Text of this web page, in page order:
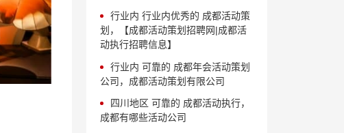
行业内 行业内优秀的 成都活动策
划，【成都活动策划招聘网|成都活
动执行招聘信息】
行业内 可靠的 成都年会活动策划
公司，成都活动策划有限公司
四川地区 可靠的 成都活动执行，
成都有哪些活动公司